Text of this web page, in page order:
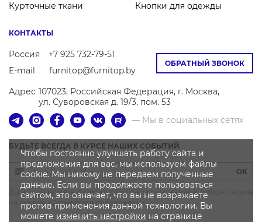
Курточные ткани
Кнопки для одежды
ОБРАТНЫЙ ЗВОНОК
КОНТАКТЫ
Россия
+7 925 732-79-51
E-mail
furnitop@furnitop.by
Адрес 107023, Российская Федерация, г. Москва,
ул. Суворовская д. 19/3, пом. 53
— Мы в социальных сетях
БУДЬТЕ ВСЕГДА В КУРСЕ НАШИХ СОБЫТИЙ
OK
Вы всегда можете отписаться от рассылки, нажав в любом письме
на ссылку «Отписаться от рассылки»
Чтобы постоянно улучшать работу сайта и
предложения для вас, мы используем файлы
cookie. Мы никому не передаем полученные
данные. Если вы продолжаете пользоваться
сайтом, это означает, что вы не возражаете
против применения данной технологии. Вы
можете изменить настройки на странице